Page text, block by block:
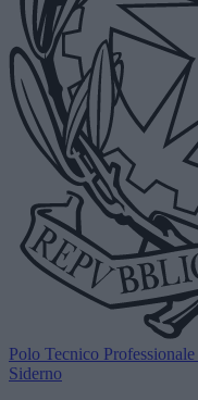
Polo Tecnico Professionale
Siderno